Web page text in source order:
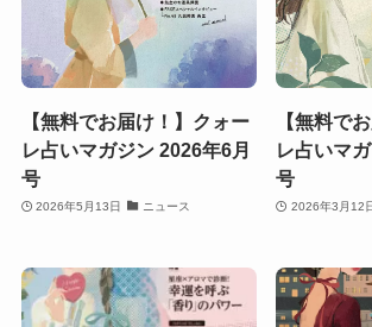
【無料でお届け！】クォー
レ占いマガジン 2026年6月
号
2026年5月13日 ニュース
【無料で
レ占いマ
号
2026年3月12